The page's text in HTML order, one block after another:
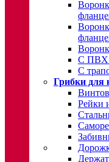
С ПВХ
С
Грибки для
Рейки